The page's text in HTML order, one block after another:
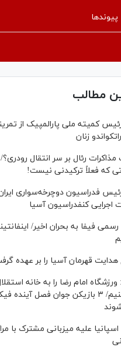
پیوندها
مطالب
رئیس کمیته ملی پارالمپیک از
زنان
رئال بر سر انتقال
که فعلاً ترکیدنی نیست!
فدراسیون دوچرخه‌سواری
کنفدراسیون آسیا
فیفا به بحران اخیر/
قهرمان آسیا را بر عهده
ورزشگاه امام رضا را به خانه
تبدیل می‌کنیم/ ۳ بازیکن جوان فصل
علیه میزبانی مشترک با